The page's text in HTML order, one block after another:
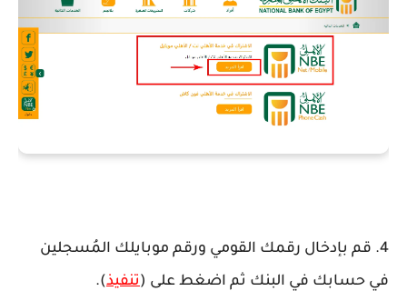
4. قم بإدخال رقمك القومي ورقم موبايلك المُسجلين
في حسابك في البنك ثم اضغط على (تنفيذ).